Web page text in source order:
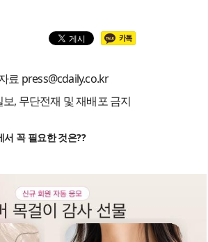
료 press@cdaily.co.kr
, 무단전재 및 재배포 금지
꼭 필요한 것은??